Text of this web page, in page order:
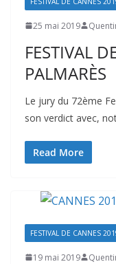
25 mai 2019
FESTIVAL
PALMARÈS
Le jury du 72ème
son verdict avec,
Read More
FESTIVAL DE CANNES
19 mai 2019